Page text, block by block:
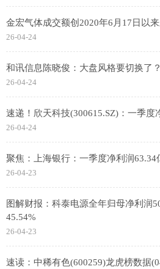
金宏气体成交额创2020年6月17日以
26-04-24
和讯信息陈晓俊：大盘风格要切换了？
26-04-24
速递！欣天科技(300615.SZ)：一季度
26-04-24
聚焦：上海银行：一季度净利润63.34
26-04-23
图解财报：科泰电源全年归母净利润
45.54%
26-04-23
速读：中稀有色(600259)龙虎榜数据